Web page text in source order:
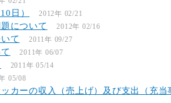
日） 2012年 02/21
について 2012年 02/16
て 2011年 09/27
2011年 06/07
2011年 05/14
05/08
カーの収入（売上げ）及び支出（充当